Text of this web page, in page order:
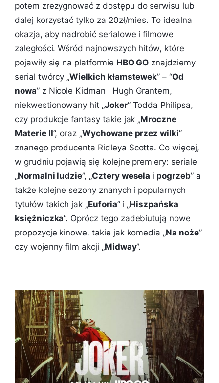
potem zrezygnować z dostępu do serwisu lub
dalej korzystać tylko za 20zł/mies. To idealna
okazja, aby nadrobić serialowe i filmowe
zaległości. Wśród najnowszych hitów, które
pojawiły się na platformie HBO GO znajdziemy
serial twórcy „Wielkich kłamstewek” – “Od
nowa” z Nicole Kidman i Hugh Grantem,
niekwestionowany hit „Joker” Todda Philipsa,
czy produkcje fantasy takie jak „Mroczne
Materie II”, oraz „Wychowane przez wilki”
znanego producenta Ridleya Scotta. Co więcej,
w grudniu pojawią się kolejne premiery: seriale
„Normalni ludzie”, „Cztery wesela i pogrzeb” a
także kolejne sezony znanych i popularnych
tytułów takich jak „Euforia” i „Hiszpańska
księżniczka”. Oprócz tego zadebiutują nowe
propozycje kinowe, takie jak komedia „Na noże”
czy wojenny film akcji „Midway”.